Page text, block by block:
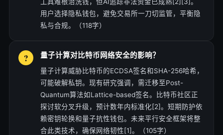
用户选择隐私钱包，避免交易所一刀切监管，平衡隐
私与合规。（118字）
量子计算对比特币网络安全的影响？
量子计算威胁比特币的ECDSA签名和SHA-256哈希，
可能破解私钥。现有研究强调，需迁移至Post-
Quantum算法如Lattice-based签名。比特币社区正
探讨软分叉升级，预计数年内标准化[2]。短期防护依
赖密钥轮换和量子抗性钱包。未来平行安全框架将整
合此类技术，确保网络韧性[1]。（105字）